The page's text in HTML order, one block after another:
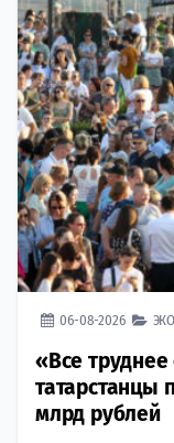
06-08-2026
«Все
татарстанцы
млрд рублей